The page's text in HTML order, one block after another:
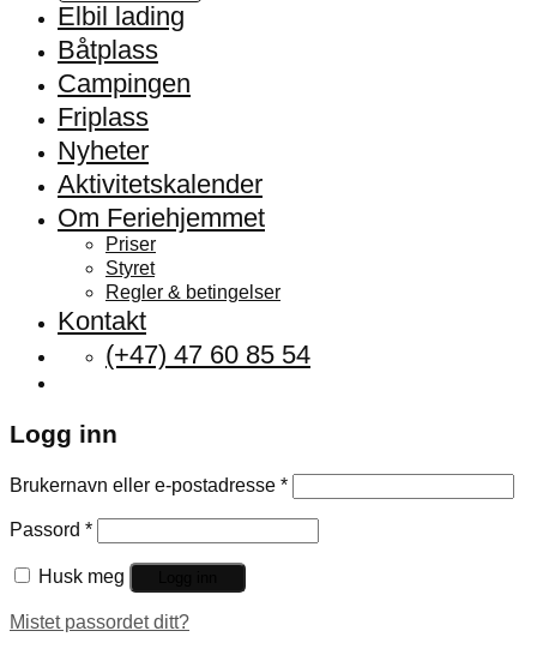
Elbil lading
Båtplass
Campingen
Friplass
Nyheter
Aktivitetskalender
Om Feriehjemmet
Priser
Styret
Regler & betingelser
Kontakt
(+47) 47 60 85 54
Logg inn
Brukernavn eller e-postadresse *
Passord *
Husk meg
Mistet passordet ditt?